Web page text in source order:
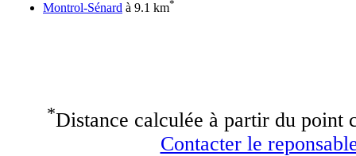
Montrol-Sénard à 9.1 km*
*Distance calculée à partir du point
Contacter le